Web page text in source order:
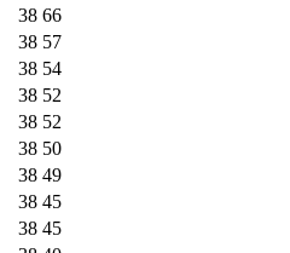
38 66
38 57
38 54
38 52
38 52
38 50
38 49
38 45
38 45